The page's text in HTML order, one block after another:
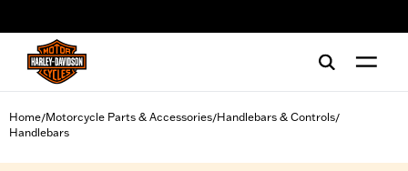
Home/Motorcycle Parts & Accessories/Handlebars & Controls/
Handlebars